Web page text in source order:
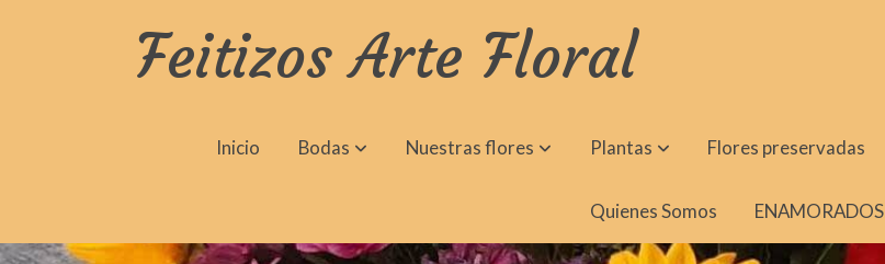
Feitizos Arte Floral
Inicio Bodas Nuestras flores Plantas Flores preservadas
Quienes Somos ENAMORADOS